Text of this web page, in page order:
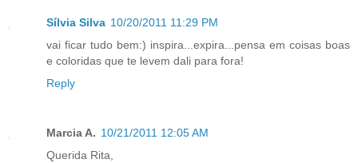
Sílvia Silva 10/20/2011 11:29 PM
vai ficar tudo bem:) inspira...expira...pensa em coisas boas
e coloridas que te levem dali para fora!
Reply
Marcia A. 10/21/2011 12:05 AM
Querida Rita,